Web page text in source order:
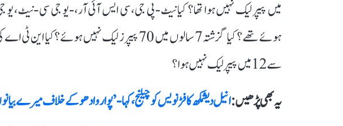
میں پیپر لیک نہیں ہوا تھا؟ کیا نیٹ-پی جی، سی ایس آئی آر،-یو جی سی-نیٹ، یو
سے 12 میں پیپر لیک نہیں ہوا؟
یہ بھی پڑھیں :انیل دیشمکھ کا فڑنویس کو چیلنج، کہا- ’پوار و ادھو کے خلاف میرے